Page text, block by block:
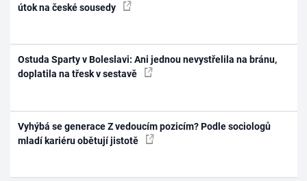
útok na české sousedy
Ostuda Sparty v Boleslavi: Ani jednou nevystřelila na bránu,
doplatila na třesk v sestavě
Vyhýbá se generace Z vedoucím pozicím? Podle sociologů
mladí kariéru obětují jistotě